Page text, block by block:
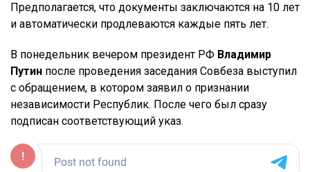
Предполагается, что документы заключаются на 10 лет
и автоматически продлеваются каждые пять лет.
В понедельник вечером президент РФ Владимир
Путин после проведения заседания Совбеза выступил
с обращением, в котором заявил о признании
независимости Республик. После чего был сразу
подписан соответствующий указ.